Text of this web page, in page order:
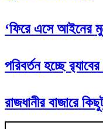
‘ফিরে এসে আইনের
পরিবর্তন হচ্ছে
রাজধানীর বাজারে